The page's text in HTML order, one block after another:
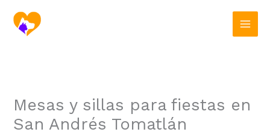
contenido
Mesas y sillas para fiestas en
San Andrés Tomatlán